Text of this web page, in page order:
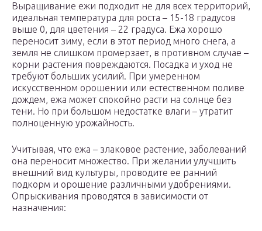
Выращивание ежи подходит не для всех территорий,
идеальная температура для роста – 15-18 градусов
выше 0, для цветения – 22 градуса. Ежа хорошо
переносит зиму, если в этот период много снега, а
земля не слишком промерзает, в противном случае –
корни растения повреждаются. Посадка и уход не
требуют больших усилий. При умеренном
искусственном орошении или естественном поливе
дождем, ежа может спокойно расти на солнце без
тени. Но при большом недостатке влаги – утратит
полноценную урожайность.
Учитывая, что ежа – злаковое растение, заболеваний
она переносит множество. При желании улучшить
внешний вид культуры, проводите ее ранний
подкорм и орошение различными удобрениями.
Опрыскивания проводятся в зависимости от
назначения: